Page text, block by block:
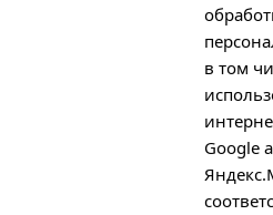
в том
Google